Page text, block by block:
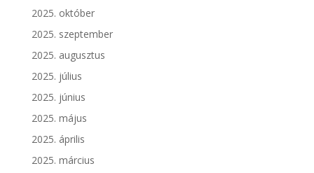
2025. október
2025. szeptember
2025. augusztus
2025. július
2025. június
2025. május
2025. április
2025. március